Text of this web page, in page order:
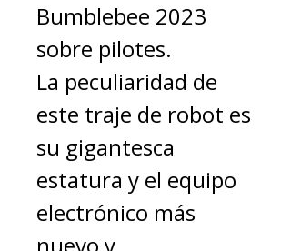
Bumblebee 2023
sobre pilotes.
La peculiaridad de
este traje de robot es
su gigantesca
estatura y el equipo
electrónico más